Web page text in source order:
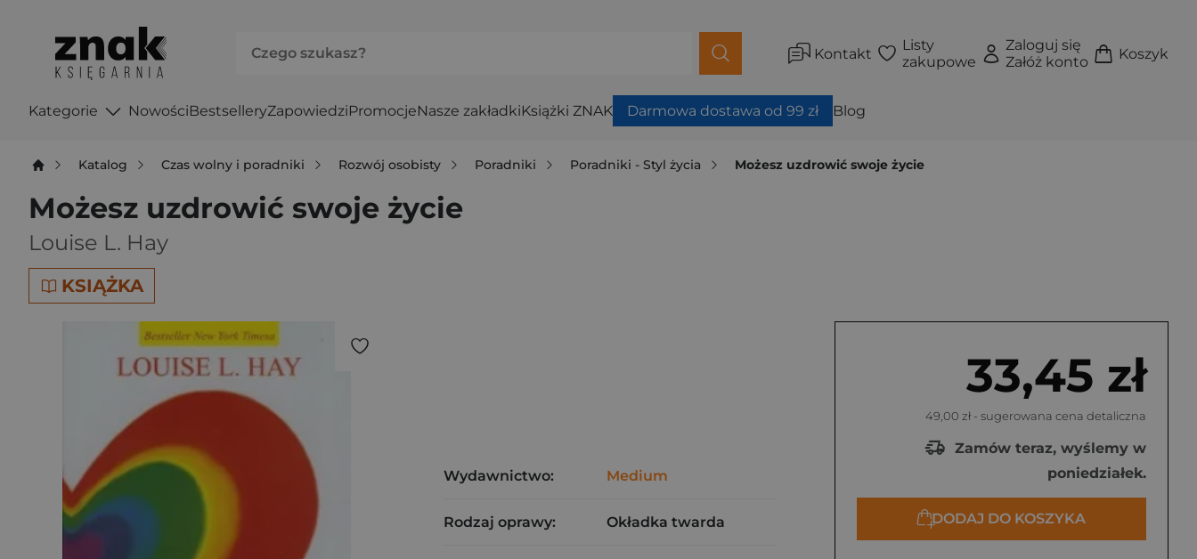
Kontakt
Listy
zakupowe
Zaloguj się
Załóż konto
Koszyk
Kategorie NowościBestselleryZapowiedziPromocjeNasze zakładkiKsiążki ZNAK Darmowa dostawa od 99 zł Blog
Katalog Czas wolny i poradniki Rozwój osobisty Poradniki Poradniki - Styl życia Możesz uzdrowić swoje życie
Możesz uzdrowić swoje życie
Louise L. Hay
KSIĄŻKA
33,45 zł
49,00 zł - sugerowana cena detaliczna
Zamów teraz, wyślemy w
poniedziałek.
DODAJ DO KOSZYKA
Wydawnictwo: Medium
Rodzaj oprawy: Okładka twarda